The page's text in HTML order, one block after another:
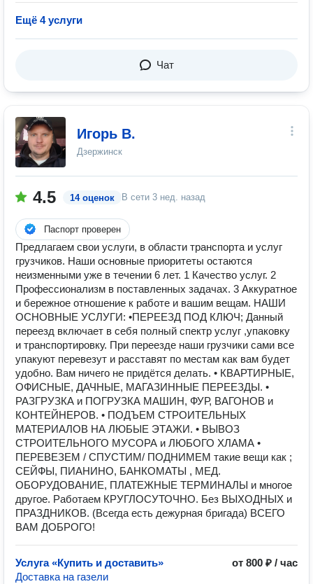
Ещё 4 услуги
Чат
Игорь В.
Дзержинск
4.5 14 оценок В сети 3 нед. назад
Паспорт проверен
Предлагаем свои услуги, в области транспорта и услуг
грузчиков. Наши основные приоритеты остаются
неизменными уже в течении 6 лет. 1 Качество услуг. 2
Профессионализм в поставленных задачах. 3 Аккуратное
и бережное отношение к работе и вашим вещам. НАШИ
ОСНОВНЫЕ УСЛУГИ: •ПЕРЕЕЗД ПОД КЛЮЧ; Данный
переезд включает в себя полный спектр услуг ,упаковку
и транспортировку. При переезде наши грузчики сами все
упакуют перевезут и расставят по местам как вам будет
удобно. Вам ничего не придётся делать. • КВАРТИРНЫЕ,
ОФИСНЫЕ, ДАЧНЫЕ, МАГАЗИННЫЕ ПЕРЕЕЗДЫ. •
РАЗГРУЗКА и ПОГРУЗКА МАШИН, ФУР, ВАГОНОВ и
КОНТЕЙНЕРОВ. • ПОДЪЕМ СТРОИТЕЛЬНЫХ
МАТЕРИАЛОВ НА ЛЮБЫЕ ЭТАЖИ. • ВЫВОЗ
СТРОИТЕЛЬНОГО МУСОРА и ЛЮБОГО ХЛАМА •
ПЕРЕВЕЗЕМ / СПУСТИМ/ ПОДНИМЕМ такие вещи как ;
СЕЙФЫ, ПИАНИНО, БАНКОМАТЫ , МЕД.
ОБОРУДОВАНИЕ, ПЛАТЕЖНЫЕ ТЕРМИНАЛЫ и многое
другое. Работаем КРУГЛОСУТОЧНО. Без ВЫХОДНЫХ и
ПРАЗДНИКОВ. (Всегда есть дежурная бригада) ВСЕГО
ВАМ ДОБРОГО!
Услуга «Купить и доставить»
от 800 ₽ / час
Доставка на газели